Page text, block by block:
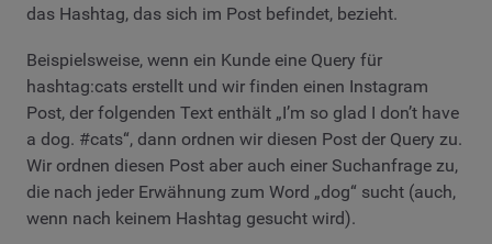
das Hashtag, das sich im Post befindet, bezieht.
Beispielsweise, wenn ein Kunde eine Query für
hashtag:cats erstellt und wir finden einen Instagram
Post, der folgenden Text enthält „I’m so glad I don’t have
a dog. #cats“, dann ordnen wir diesen Post der Query zu.
Wir ordnen diesen Post aber auch einer Suchanfrage zu,
die nach jeder Erwähnung zum Word „dog“ sucht (auch,
wenn nach keinem Hashtag gesucht wird).